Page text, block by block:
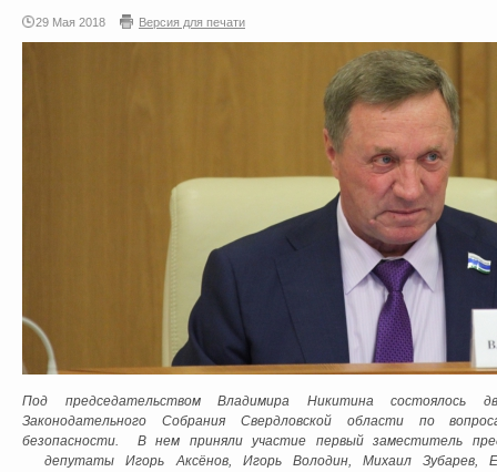
29 Мая 2018 Версия для печати
Под председательством Владимира Никитина состоялось
Законодательного Собрания Свердловской области по
безопасности. В нем приняли участие первый заместитель
депутаты Игорь Аксёнов, Игорь Володин, Михаил Зубарев,